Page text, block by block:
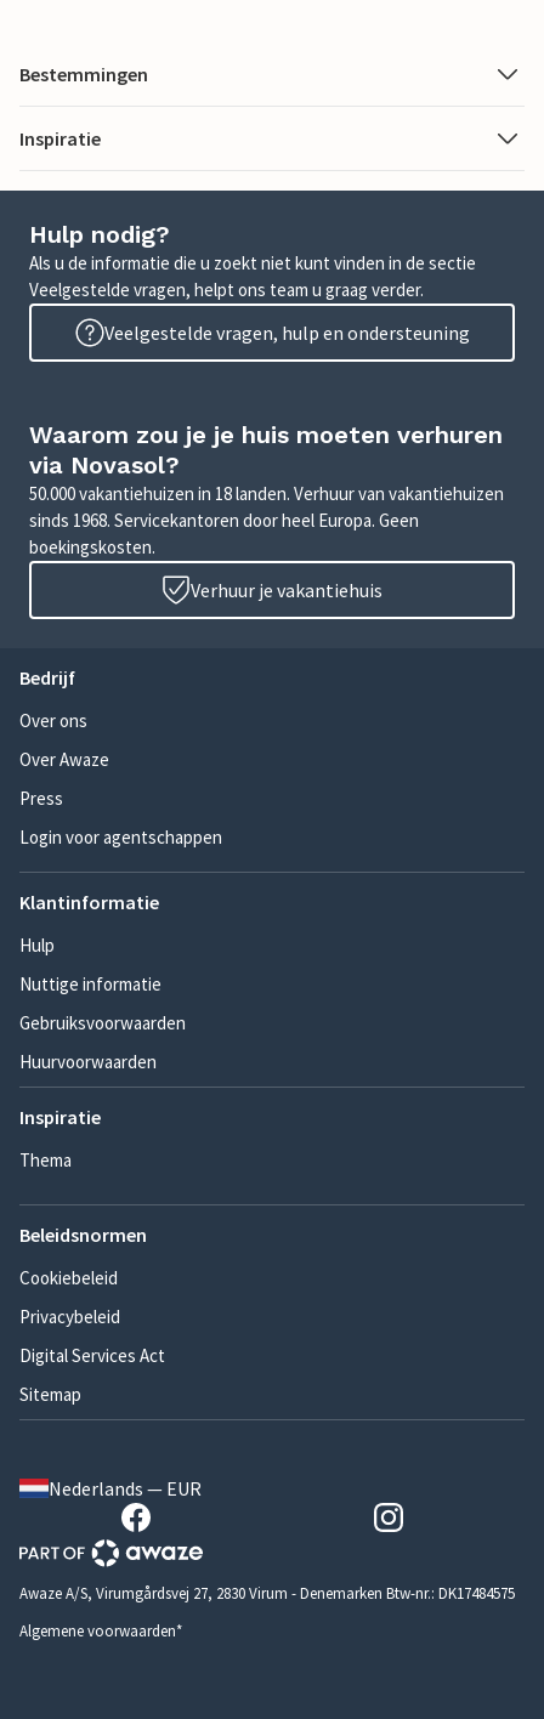
Bestemmingen
Inspiratie
Hulp nodig?
Als u de informatie die u zoekt niet kunt vinden in de sectie
Veelgestelde vragen, helpt ons team u graag verder.
Veelgestelde vragen, hulp en ondersteuning
Waarom zou je je huis moeten verhuren
via Novasol?
50.000 vakantiehuizen in 18 landen. Verhuur van vakantiehuizen
sinds 1968. Servicekantoren door heel Europa. Geen
boekingskosten.
Verhuur je vakantiehuis
Bedrijf
Over ons
Over Awaze
Press
Login voor agentschappen
Klantinformatie
Hulp
Nuttige informatie
Gebruiksvoorwaarden
Huurvoorwaarden
Inspiratie
Thema
Beleidsnormen
Cookiebeleid
Privacybeleid
Digital Services Act
Sitemap
Nederlands — EUR
Awaze A/S, Virumgårdsvej 27, 2830 Virum - Denemarken Btw-nr.: DK17484575
Algemene voorwaarden*